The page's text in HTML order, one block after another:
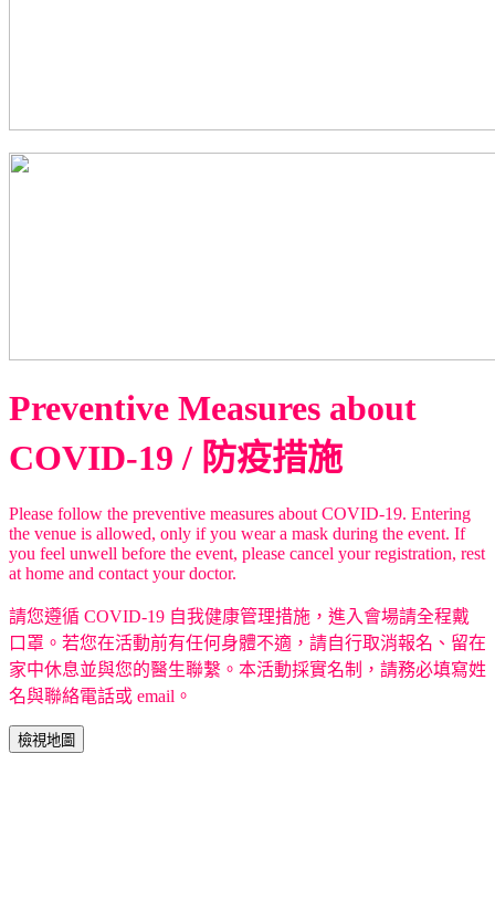
Preventive Measures about
COVID-19 / 防疫措施
Please follow the preventive measures about COVID-19. Entering
the venue is allowed, only if you wear a mask during the event. If
you feel unwell before the event, please cancel your registration, rest
at home and contact your doctor.
請您遵循 COVID-19 自我健康管理措施，進入會場請全程戴
口罩。若您在活動前有任何身體不適，請自行取消報名、留在
家中休息並與您的醫生聯繫。本活動採實名制，請務必填寫姓
名與聯絡電話或 email。
檢視地圖